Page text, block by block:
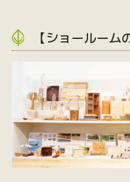
【ショールーム